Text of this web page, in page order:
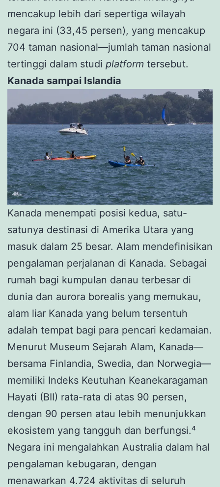
mencakup lebih dari sepertiga wilayah
negara ini (33,45 persen), yang mencakup
704 taman nasional—jumlah taman nasional
tertinggi dalam studi platform tersebut.
Kanada sampai Islandia
Kanada menempati posisi kedua, satu-
satunya destinasi di Amerika Utara yang
masuk dalam 25 besar. Alam mendefinisikan
pengalaman perjalanan di Kanada. Sebagai
rumah bagi kumpulan danau terbesar di
dunia dan aurora borealis yang memukau,
alam liar Kanada yang belum tersentuh
adalah tempat bagi para pencari kedamaian.
Menurut Museum Sejarah Alam, Kanada—
bersama Finlandia, Swedia, dan Norwegia—
memiliki Indeks Keutuhan Keanekaragaman
Hayati (BII) rata-rata di atas 90 persen,
dengan 90 persen atau lebih menunjukkan
ekosistem yang tangguh dan berfungsi.⁴
Negara ini mengalahkan Australia dalam hal
pengalaman kebugaran, dengan
menawarkan 4.724 aktivitas di seluruh